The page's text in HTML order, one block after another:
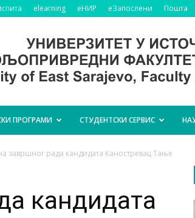
elearning еНИР еЗапослени Пошта
ПРОГРАМИ СТУДЕНТСКИ СЕРВИС
завршног рада кандидата Каностревац Тање
кандидата